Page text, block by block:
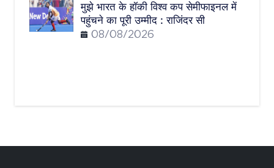
मुझे भारत के हॉकी विश्व कप सेमीफाइनल में
पहुंचने का पूरी उम्मीद : राजिंदर सी
08/08/2026